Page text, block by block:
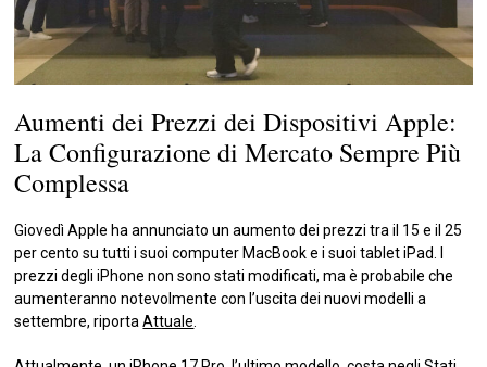
Aumenti dei Prezzi dei Dispositivi Apple:
La Configurazione di Mercato Sempre Più
Complessa
Giovedì Apple ha annunciato un aumento dei prezzi tra il 15 e il 25
per cento su tutti i suoi computer MacBook e i suoi tablet iPad. I
prezzi degli iPhone non sono stati modificati, ma è probabile che
aumenteranno notevolmente con l’uscita dei nuovi modelli a
settembre, riportaAttuale